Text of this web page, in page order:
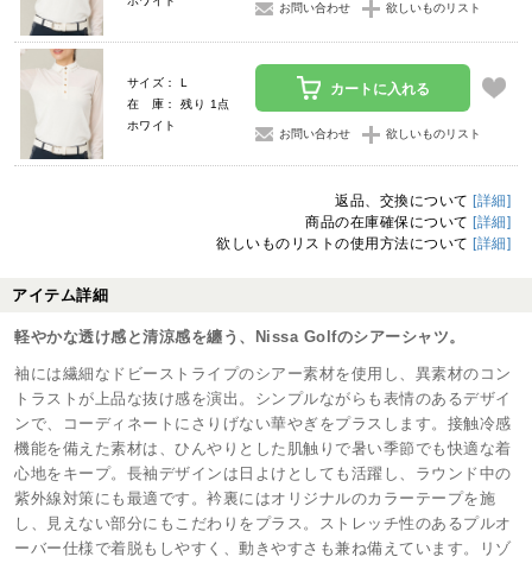
お問い合わせ 欲しいものリスト
サイズ： L
在 庫： 残り 1点
ホワイト
カートに入れる
お問い合わせ 欲しいものリスト
返品、交換について [詳細]
商品の在庫確保について [詳細]
欲しいものリストの使用方法について [詳細]
アイテム詳細
軽やかな透け感と清涼感を纏う、Nissa Golfのシアーシャツ。
袖には繊細なドビーストライプのシアー素材を使用し、異素材のコン
トラストが上品な抜け感を演出。シンプルながらも表情のあるデザイ
ンで、コーディネートにさりげない華やぎをプラスします。接触冷感
機能を備えた素材は、ひんやりとした肌触りで暑い季節でも快適な着
心地をキープ。長袖デザインは日よけとしても活躍し、ラウンド中の
紫外線対策にも最適です。衿裏にはオリジナルのカラーテープを施
し、見えない部分にもこだわりをプラス。ストレッチ性のあるプルオ
ーバー仕様で着脱もしやすく、動きやすさも兼ね備えています。リゾ